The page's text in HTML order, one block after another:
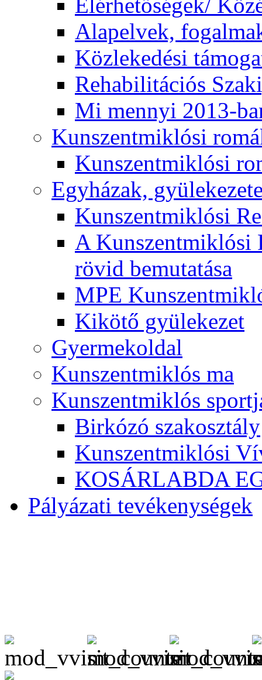
Alapelvek,
Közlekedési
Rehabilitációs
Mi mennyi 2013-
Kunszentmiklósi
Kunszentmiklósi
Egyházak,
Kunszentmiklósi
A Kunszentmiklósi
rövid bemutatása
MPE
Kikötő gyülekezet
Gyermekoldal
Kunszentmiklós ma
Kunszentmiklós
Birkózó szakosztály
Kunszentmiklósi
KOSÁRLABDA
Pályázati tevékenységek